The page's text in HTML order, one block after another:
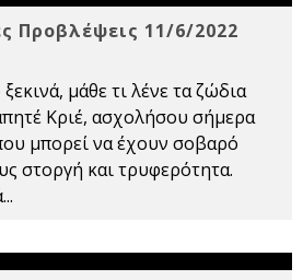
Προβλέψεις 11/6/2022
μάθε τι λένε τα ζώδια
Κριέ, ασχολήσου σήμερα
μπορεί να έχουν σοβαρό
στοργή και τρυφερότητα.
...